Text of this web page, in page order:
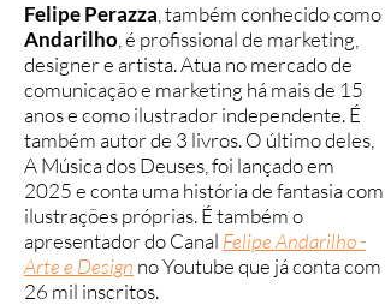
Felipe Perazza , também conhecido como
Andarilho , é profissional de marketing,
designer e artista. Atua no mercado de
comunicação e marketing há mais de 15
anos e como ilustrador independente. É
também autor de 3 livros. O último deles,
A Música dos Deuses, foi lançado em
2025 e conta uma história de fantasia com
ilustrações próprias.É também o
apresentador do Canal Felipe Andarilho -
Arte e Design no Youtube que já conta com
26 mil inscritos.